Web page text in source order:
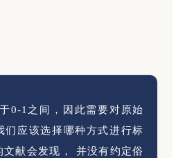
0‐1之间，因此需要对原始
们应该选择哪种方式进行标
献会发现， 并没有约定俗